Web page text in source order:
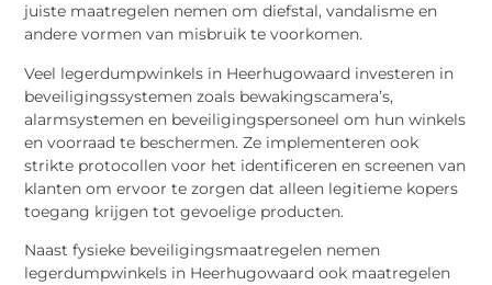
juiste maatregelen nemen om diefstal, vandalisme en
andere vormen van misbruik te voorkomen.
Veel legerdumpwinkels in Heerhugowaard investeren in
beveiligingssystemen zoals bewakingscamera’s,
alarmsystemen en beveiligingspersoneel om hun winkels
en voorraad te beschermen. Ze implementeren ook
strikte protocollen voor het identificeren en screenen van
klanten om ervoor te zorgen dat alleen legitieme kopers
toegang krijgen tot gevoelige producten.
Naast fysieke beveiligingsmaatregelen nemen
legerdumpwinkels in Heerhugowaard ook maatregelen